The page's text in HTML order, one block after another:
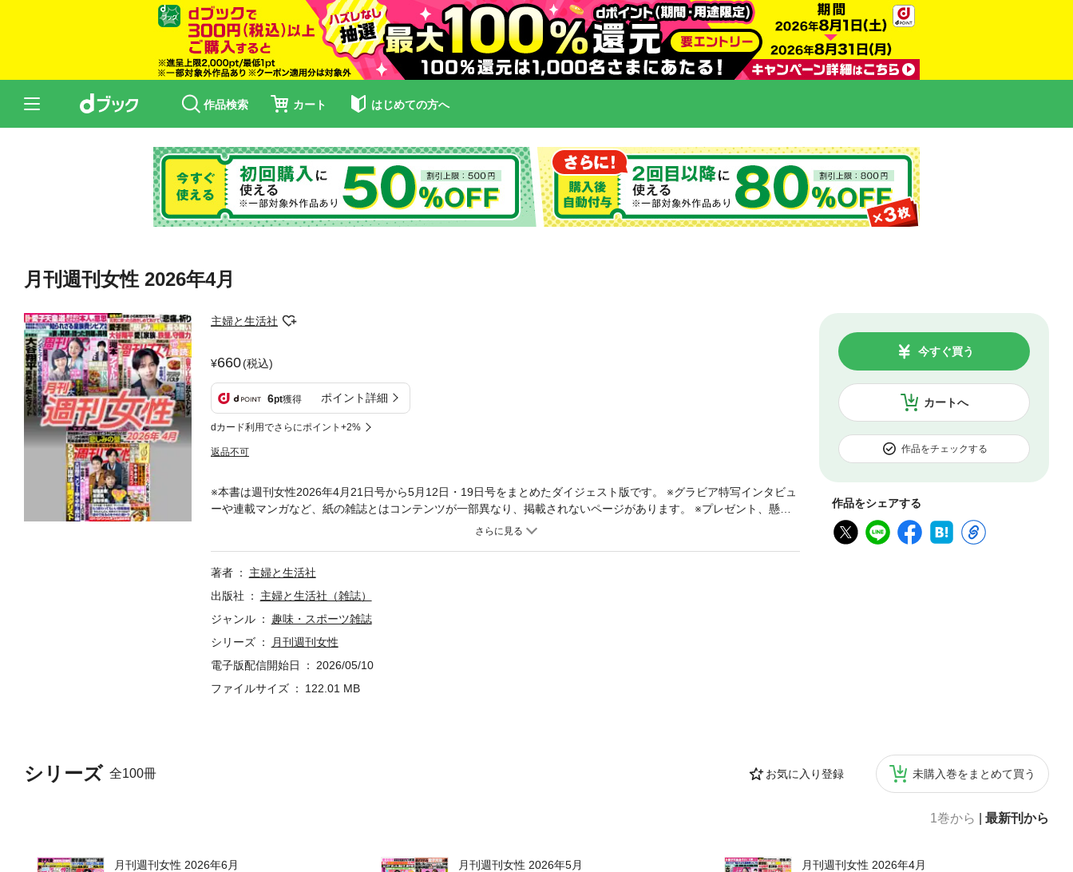
作品検索 カート はじめての方へ
月刊週刊女性 2026年4月
主婦と生活社
660(税込)
6pt獲得 ポイント詳細
dカード利用でさらにポイント+2%
返品不可
カートへ
今すぐ買う
作品をチェックする
作品をシェアする
シリーズ 全100冊 お気に入り登録 未購入巻をまとめて買う
1巻から 最新刊から
月刊週刊女性 2026年6月
月刊週刊女性 2026年5月
月刊週刊女性 2026年4月
※本書は週刊女性2026年4月21日号から5月12日・19日号をまとめたダイジェスト版です。 ※グラビア特写インタビュ
ーや連載マンガなど、紙の雑誌とはコンテンツが一部異なり、掲載されないページがあります。 ※プレゼント、懸賞
など、紙の雑誌を購入しないとお楽しみいただけないコンテンツがあります。 ※店舗、会社、商品価格等の情報は取
エット、生活情報もてんこ盛りです!! ［4月21日号］ 【秋篠宮家「お金が足りない」発言で波紋】知られざる「皇族
費」のシビアな内情 【開幕から二刀流で始動】大谷翔平（31）真美子さん（29）への愛とウィット 【15年目に突
一年” 【杉本哲太（60）が還暦離婚】元妻・神津はづき（63）が笑顔で語った別離の真相 ［4月28日・5月5日号］
【京都小6男児行方不明】「元気に戻ったら抱きしめてあげて」現地の悲痛な祈り 次長課長・河本準一（51）元アイ
ドル“鬼嫁”と極秘離婚していた テレ東「縦型ショートドラマ」のパワハラ“お蔵入り”トラブル 中居正広（53）退路を
19日号］ 【皇室専門家が断言】愛子天皇誕生こそ“あるべき姿”だ 【りくりゅう現役引退を発表】三浦璃来（24）＆木
著者
主婦と生活社
出版社
主婦と生活社（雑誌）
ジャンル
趣味・スポーツ雑誌
シリーズ
月刊週刊女性
電子版配信開始日
2026/05/10
ファイルサイズ
122.01 MB